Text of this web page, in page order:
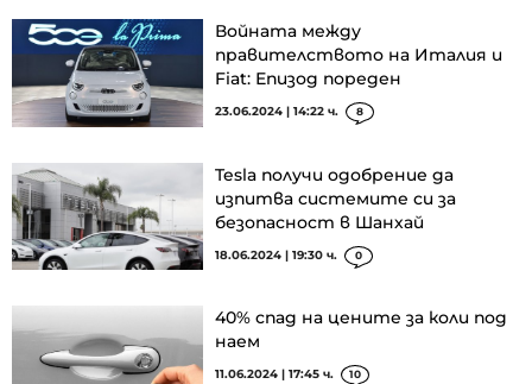
Войната между
правителството на Италия и
Fiat: Епизод пореден
23.06.2024 | 14:22 ч. 8
Tesla получи одобрение да
изпитва системите си за
безопасност в Шанхай
18.06.2024 | 19:30 ч. 0
40% спад на цените за коли под
наем
11.06.2024 | 17:45 ч. 10